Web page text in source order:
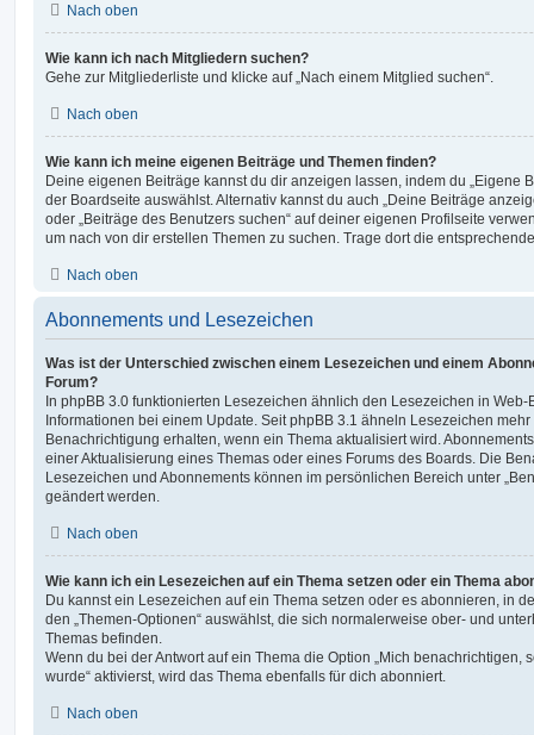
Nach oben
Wie kann ich nach Mitgliedern suchen?
Gehe zur Mitgliederliste und klicke auf „Nach einem Mitglied suchen“.
Nach oben
Wie kann ich meine eigenen Beiträge und Themen finden?
Deine eigenen Beiträge kannst du dir anzeigen lassen, indem du „Eigene
der Boardseite auswählst. Alternativ kannst du auch „Deine Beiträge
oder „Beiträge des Benutzers suchen“ auf deiner eigenen Profilseite
um nach von dir erstellen Themen zu suchen. Trage dort die
Nach oben
Abonnements und Lesezeichen
Was ist der Unterschied zwischen einem Lesezeichen und einem
Forum?
In phpBB 3.0 funktionierten Lesezeichen ähnlich den Lesezeichen in
Informationen bei einem Update. Seit phpBB 3.1 ähneln Lesezeichen
Benachrichtigung erhalten, wenn ein Thema aktualisiert wird.
einer Aktualisierung eines Themas oder eines Forums des Boards. Die
Lesezeichen und Abonnements können im persönlichen Bereich unter
geändert werden.
Nach oben
Wie kann ich ein Lesezeichen auf ein Thema setzen oder ein Thema
Du kannst ein Lesezeichen auf ein Thema setzen oder es abonnieren, in
den „Themen-Optionen“ auswählst, die sich normalerweise ober- und
Themas befinden.
Wenn du bei der Antwort auf ein Thema die Option „Mich benachrichtigen,
wurde“ aktivierst, wird das Thema ebenfalls für dich abonniert.
Nach oben